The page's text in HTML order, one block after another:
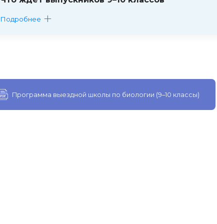
Подробнее
Программа выездной школы по биологии (9–10 классы)